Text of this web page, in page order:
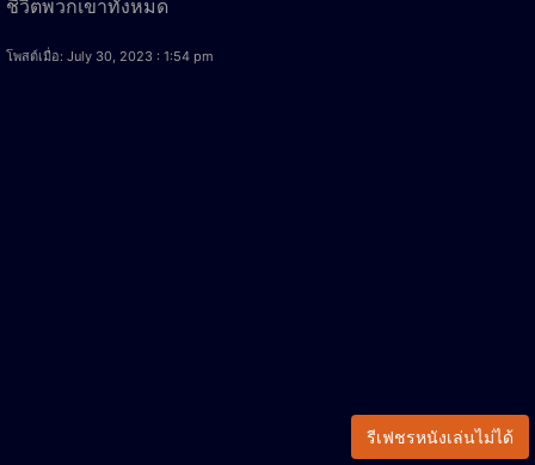
ชีวิตพวกเขาทั้งหมด
โพสต์เมื่อ: July 30, 2023 : 1:54 pm
รีเฟชรหนังเล่นไม่ได้